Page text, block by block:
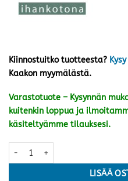
Kiinnostuitko tuotteesta?
Kaakon myymälästä.
Varastotuote – Kysynnän
kuitenkin loppua ja
käsiteltyämme tilauksesi.
Samos matto 60x90 cm, ruskea
LISÄÄ